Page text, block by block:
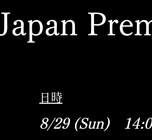
​日時
8/29 (Sun)